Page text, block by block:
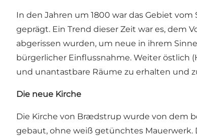
In den Jahren um 1800 war das Gebiet
geprägt. Ein Trend dieser Zeit war es, dem
abgerissen wurden, um neue in ihrem
bürgerlicher Einflussnahme. Weiter östlich
und unantastbare Räume zu erhalten und
Die neue Kirche
Die Kirche von Brædstrup wurde von dem
gebaut, ohne weiß getünchtes